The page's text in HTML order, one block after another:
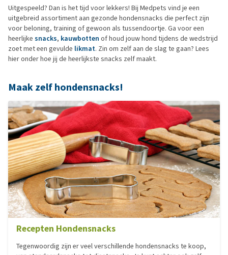
Uitgespeeld? Dan is het tijd voor lekkers! Bij Medpets vind je een
uitgebreid assortiment aan gezonde hondensnacks die perfect zijn
voor beloning, training of gewoon als tussendoortje. Ga voor een
heerlijke snacks, kauwbotten of houd jouw hond tijdens de wedstrijd
zoet met een gevulde likmat. Zin om zelf aan de slag te gaan? Lees
hier onder hoe jij de heerlijkste snacks zelf maakt.
Maak zelf hondensnacks!
Recepten Hondensnacks
Tegenwoordig zijn er veel verschillende hondensnacks te koop,